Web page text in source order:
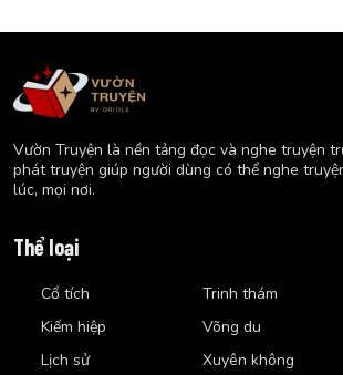
Vườn Truyện là nền tảng đọc và nghe truyện
phát truyện giúp người dùng có thể nghe
lúc, mọi nơi.
Thể loại
Cổ tích
Kiếm hiệp
Lịch sử
Trinh thám
Võng du
Xuyên không